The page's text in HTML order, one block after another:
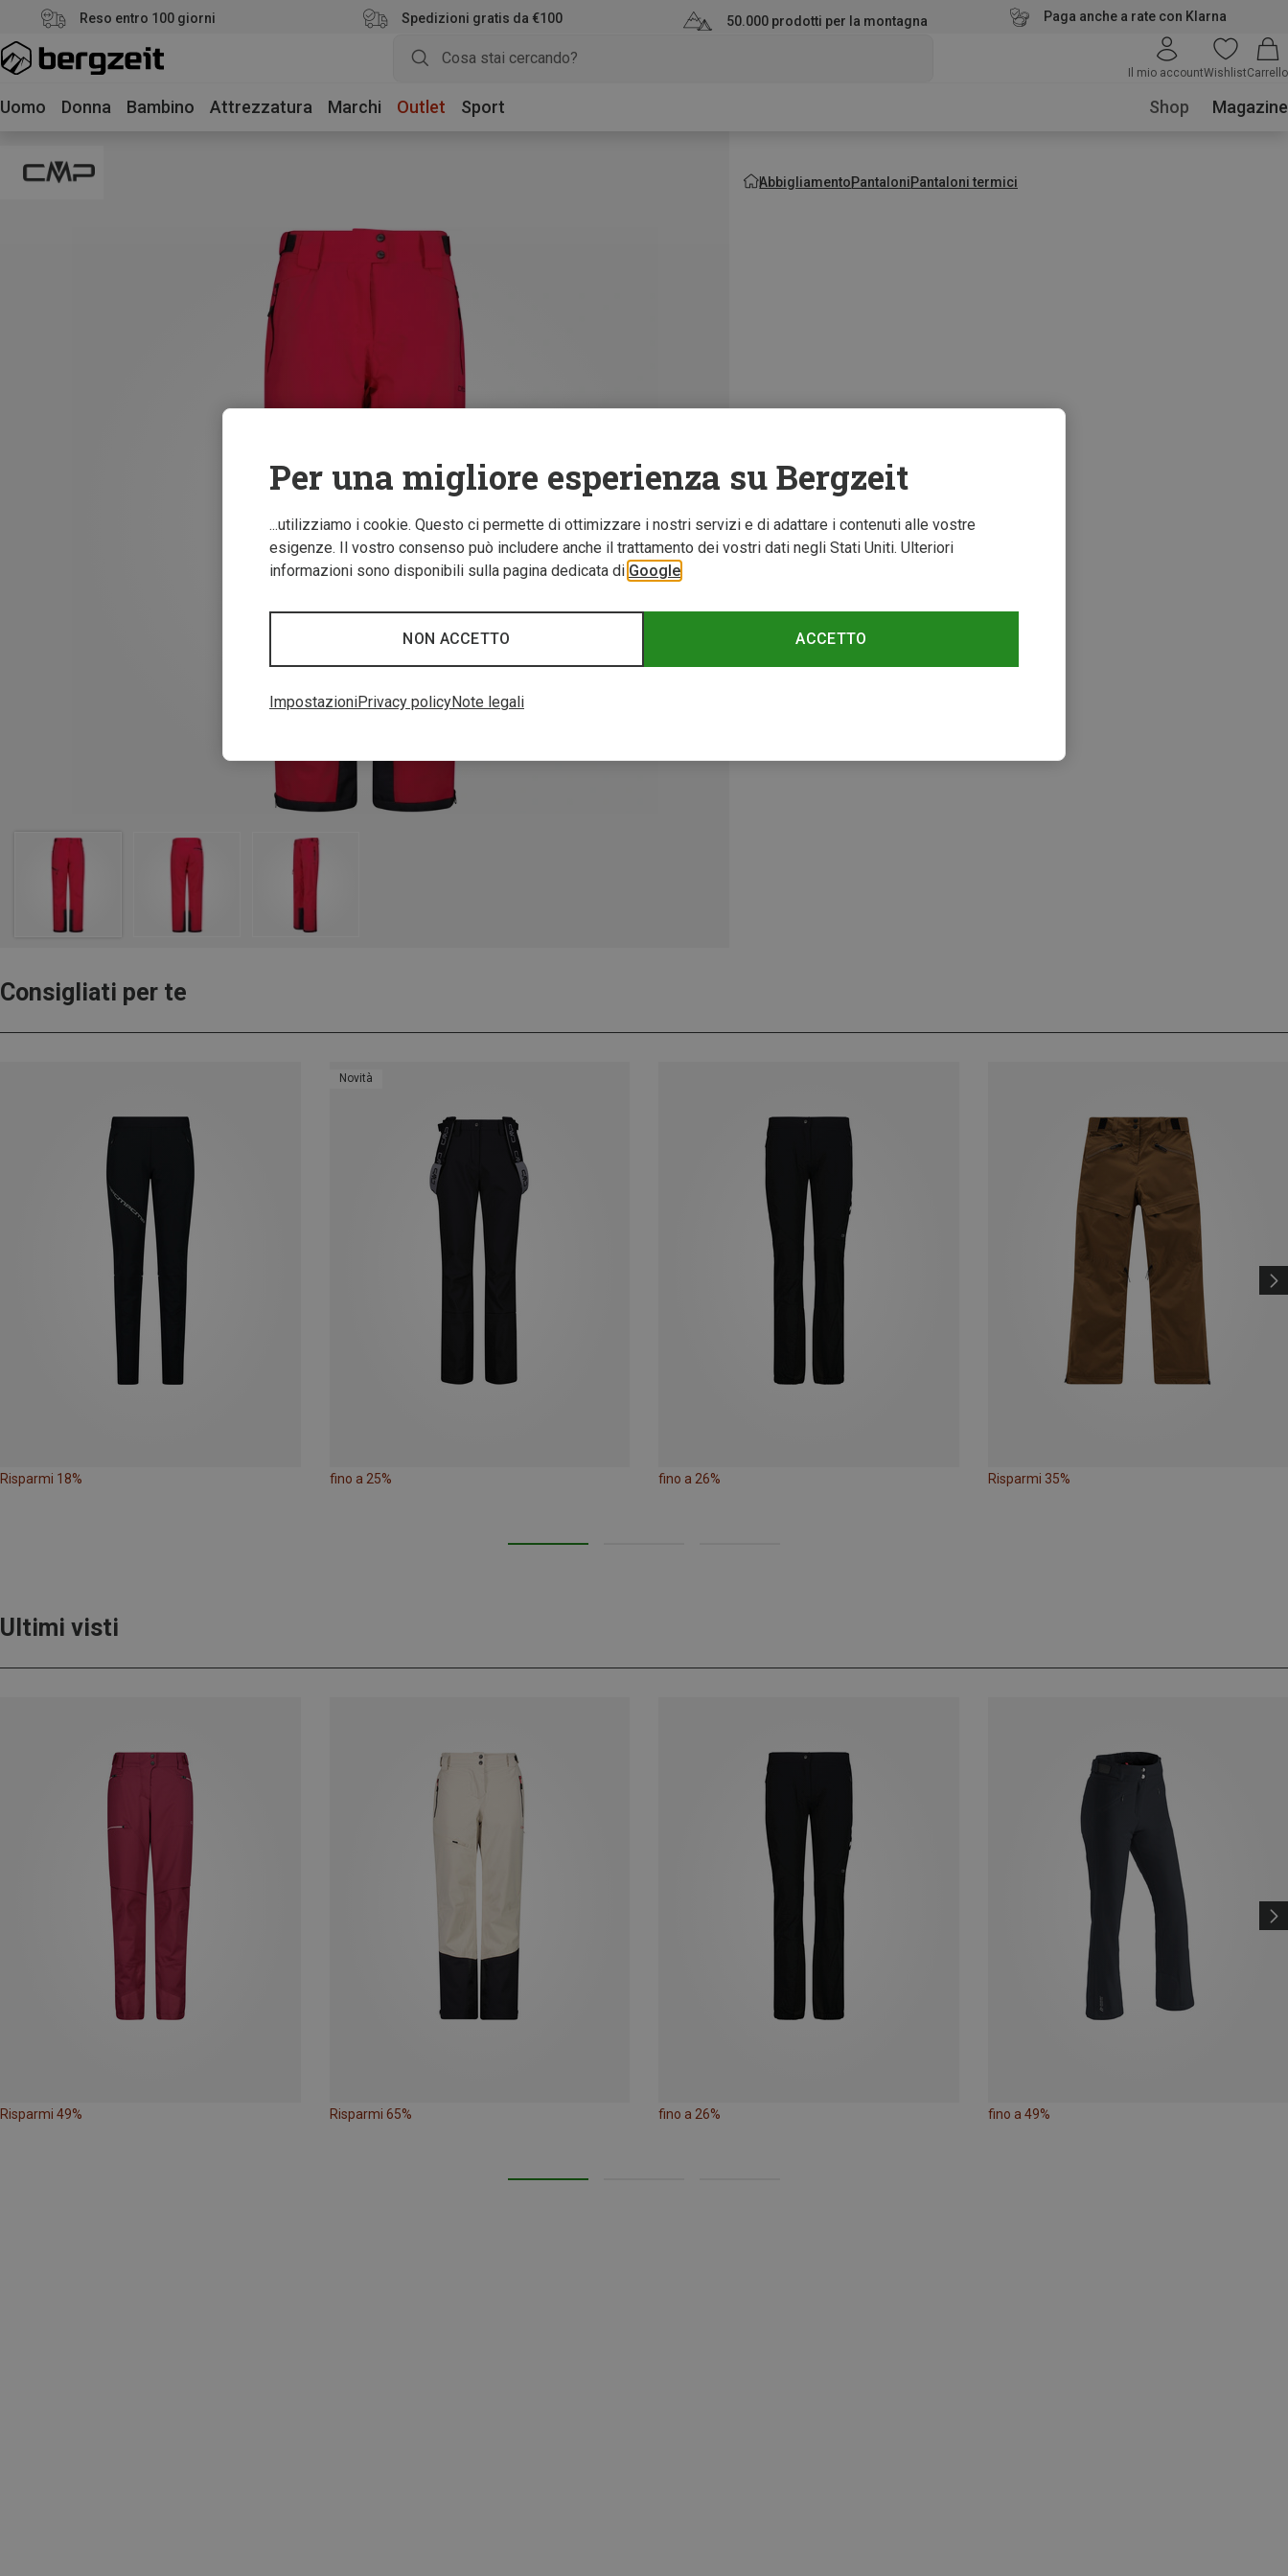
Reso entro 100 giorni Spedizioni gratis da €100 50.000 prodotti per la montagna Paga anche a rate con Klarna
Il mio accountWishlistCarrello
Uomo Donna Bambino Attrezzatura Marchi Outlet Sport Shop Magazine
AbbigliamentoPantaloniPantaloni termici
Consigliati per te
Risparmi 18%
Novità
fino a 25% fino a 26% Risparmi 35%
Ultimi visti
Risparmi 49% Risparmi 65% fino a 26% fino a 49%
Per una migliore esperienza su Bergzeit
...utilizziamo i cookie. Questo ci permette di ottimizzare i nostri servizi e di adattare i contenuti alle vostre
esigenze. Il vostro consenso può includere anche il trattamento dei vostri dati negli Stati Uniti. Ulteriori
informazioni sono disponibili sulla pagina dedicata di Google
ACCETTO
NON ACCETTO
ImpostazioniPrivacy policyNote legali